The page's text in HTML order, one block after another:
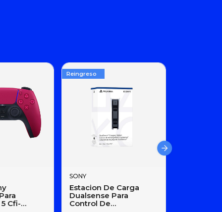
Cfi-
Reingreso
SONY
Estacion De Carga
Dualsense Para
Control De